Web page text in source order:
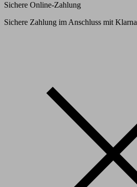
Sichere Online-Zahlung
Sichere Zahlung im Anschluss mit Klarna